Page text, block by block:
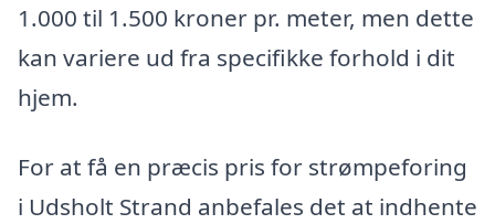
1.000 til 1.500 kroner pr. meter, men dette
kan variere ud fra specifikke forhold i dit
hjem.
For at få en præcis pris for strømpeforing
i Udsholt Strand anbefales det at indhente